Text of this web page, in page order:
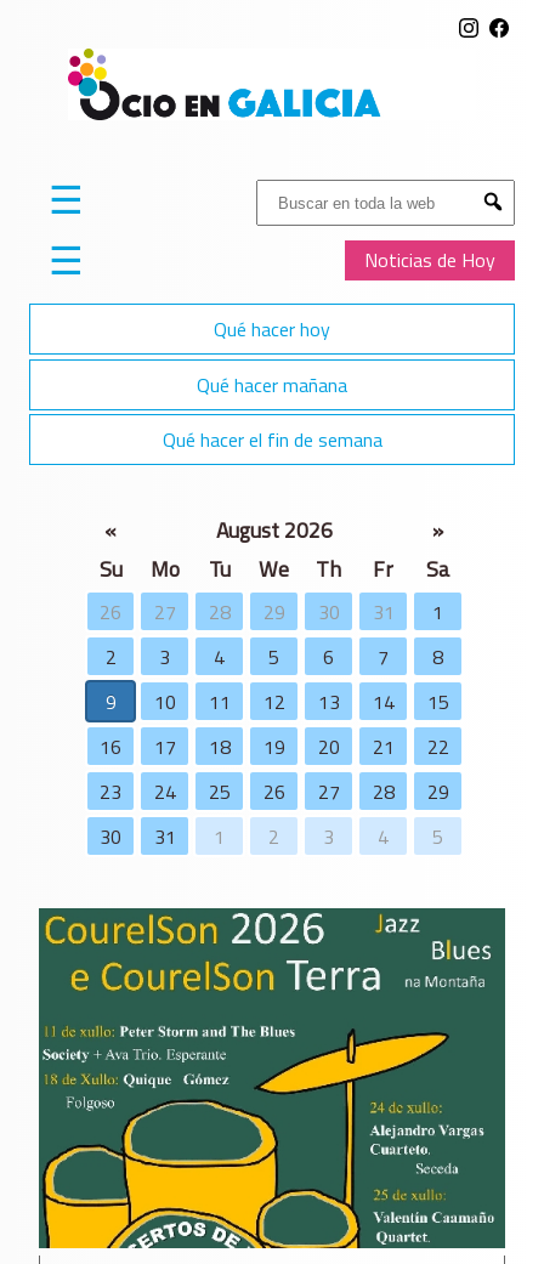
Buscar:
Submit
Noticias de Hoy
☰
☰
Qué hacer hoy
Qué hacer mañana
Qué hacer el fin de semana
« August 2026
»
Su
Mo Tu We Th Fr Sa
26 27 28 29 30 31
1
2
3 4 5 6 7
8
9
10 11 12 13 14
15
16
17 18 19 20 21
22
23
24 25 26 27 28
29
30
31 1 2 3 4 5